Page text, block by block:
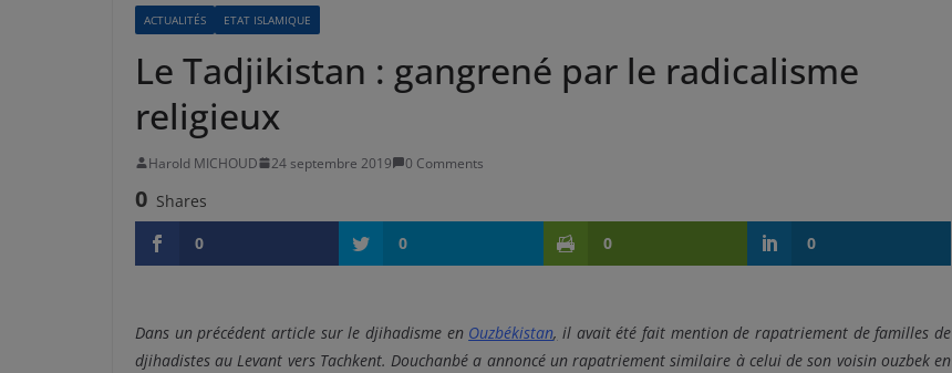
ACTUALITÉS ETAT ISLAMIQUE
Le Tadjikistan : gangrené par le radicalisme
religieux
Harold MICHOUD 24 septembre 2019 0 Comments
0 Shares
0
0 0 0
Dans un précédent article sur le djihadisme en Ouzbékistan, il avait été fait mention de rapatriement de familles de
djihadistes au Levant vers Tachkent. Douchanbé a annoncé un rapatriement similaire à celui de son voisin ouzbek en